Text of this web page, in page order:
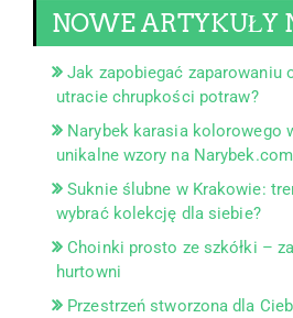
NOWE ARTYKUŁY
Jak zapobiegać zaparowaniu
utracie chrupkości potraw?
Narybek karasia kolorowego
unikalne wzory na Narybek.com
Suknie ślubne w Krakowie:
wybrać kolekcję dla siebie?
Choinki prosto ze szkółki –
hurtowni
Przestrzeń stworzona dla